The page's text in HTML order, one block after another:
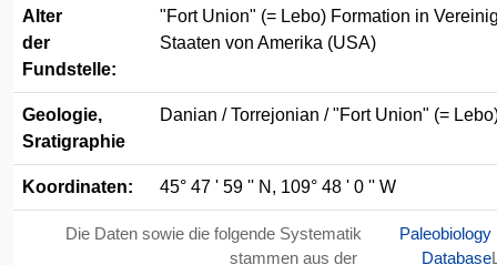
Alter
der
Fundstelle:
"Fort Union" (= Lebo) Formation in
Staaten von Amerika (USA)
Geologie,
Sratigraphie
Danian / Torrejonian / "Fort Union" (=
Koordinaten: 45° 47 ' 59 '' N, 109° 48 ' 0 '' W
Die Daten sowie die folgende Systematik
stammen aus der
Paleobiology
Database